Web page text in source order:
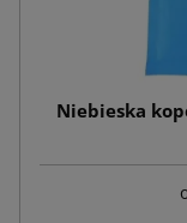
Niebieska